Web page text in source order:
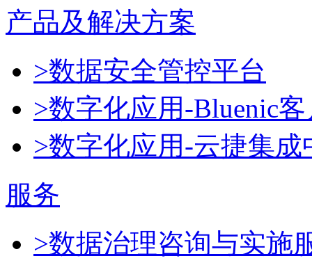
产品及解决方案
>数据安全管控平台
>数字化应用-Bluenic
>数字化应用-云捷集成
服务
>数据治理咨询与实施